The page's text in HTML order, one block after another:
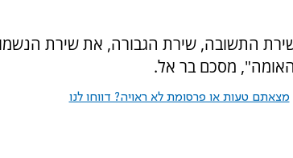
התשובה, שירת הגבורה, את שירת
מסכם בר אל.
מצאתם טעות או פרסומת לא ראויה? דווחו לנו